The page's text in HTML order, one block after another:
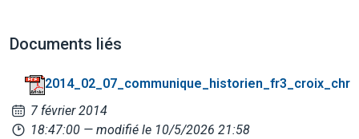
Documents liés
2014_02_07_communique_historien_fr3_croix_chr
7 février 2014
18:47:00 — modifié le 10/5/2026 21:58